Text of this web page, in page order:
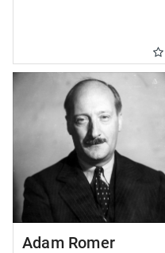
Adam Romer